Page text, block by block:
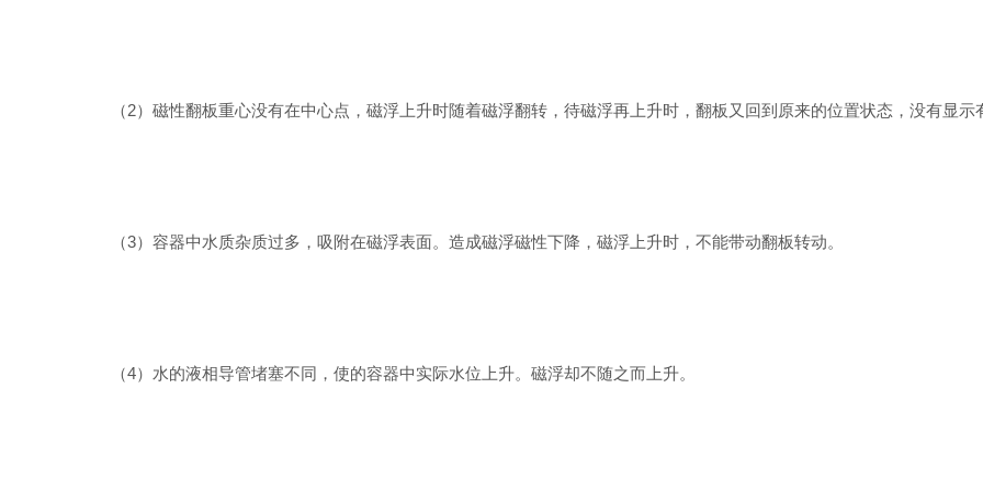
（2）磁性翻板重心没有在中心点，磁浮上升时随着磁浮翻转，待磁浮再上升时，翻板又回到原来的位置状态，没有显示
（3）容器中水质杂质过多，吸附在磁浮表面。造成磁浮磁性下降，磁浮上升时，不能带动翻板转动。
（4）水的液相导管堵塞不同，使的容器中实际水位上升。磁浮却不随之而上升。